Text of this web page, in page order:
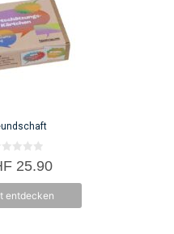
25.90
entdecken